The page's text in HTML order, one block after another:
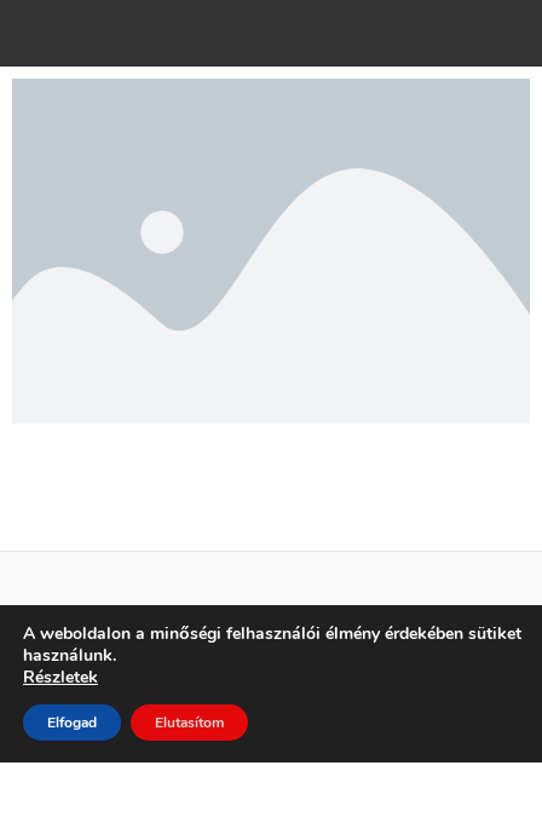
Adatkezelési tájékoztató
A weboldalon a minőségi felhasználói élmény érdekében sütiket
használunk.
Részletek
Elfogad Elutasítom